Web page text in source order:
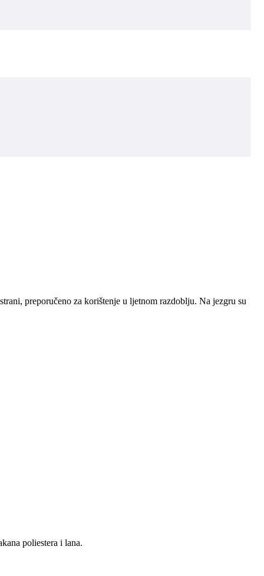
preporučeno za korištenje u ljetnom razdoblju. Na jezgru su
poliestera i lana.